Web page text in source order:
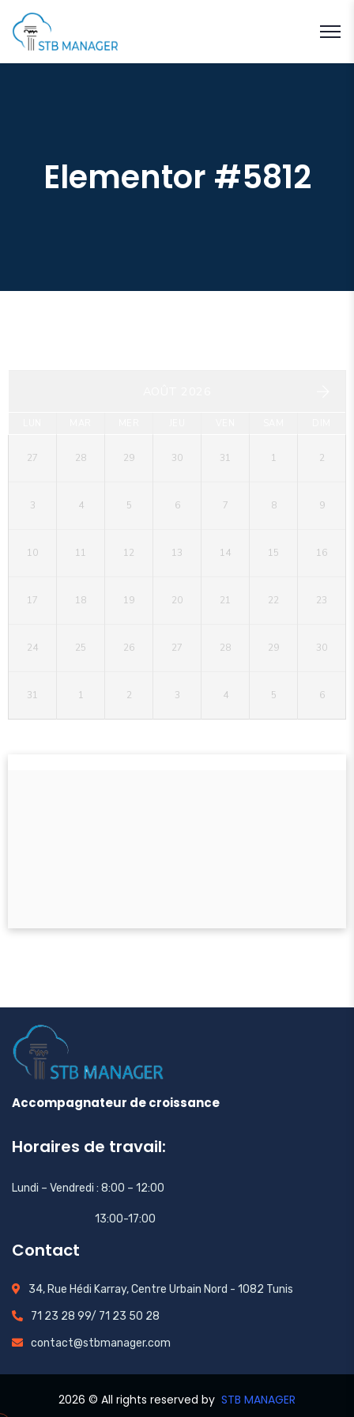
Elementor #5812
27 28 29 30 31 1 2
3 4 5 6 7 8 9
10 11 12 13 14 15 16
17 18 19 20 21 22 23
24 25 26 27 28 29 30
31 1 2 3 4 5 6
Accompagnateur de croissance
Horaires de travail:
Lundi – Vendredi : 8:00 – 12:00
13:00-17:00
Contact
34, Rue Hédi Karray, Centre Urbain Nord - 1082 Tunis
71 23 28 99/ 71 23 50 28
contact@stbmanager.com
2026 © All rights reserved by STB MANAGER